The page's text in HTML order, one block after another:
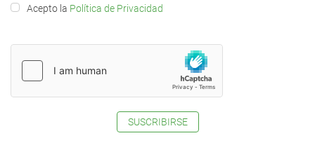
Acepto la Política de Privacidad
SUSCRIBIRSE